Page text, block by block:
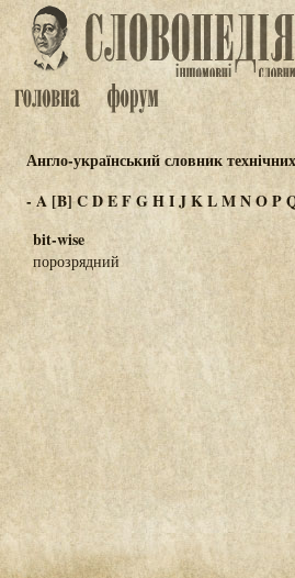
Англо-український словник
-A [B] CDEFGHIJKLMNOP
bit-wise
порозрядний